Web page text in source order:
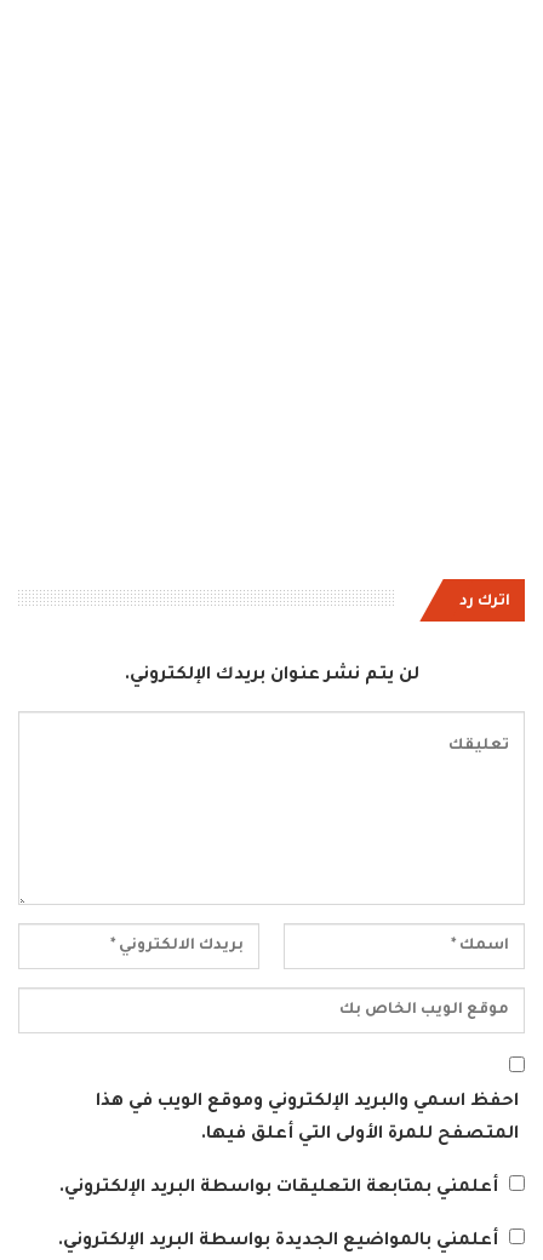
اترك رد
لن يتم نشر عنوان بريدك الإلكتروني.
احفظ اسمي والبريد الإلكتروني وموقع الويب في هذا
المتصفح للمرة الأولى التي أعلق فيها.
أعلمني بمتابعة التعليقات بواسطة البريد الإلكتروني.
أعلمني بالمواضيع الجديدة بواسطة البريد الإلكتروني.